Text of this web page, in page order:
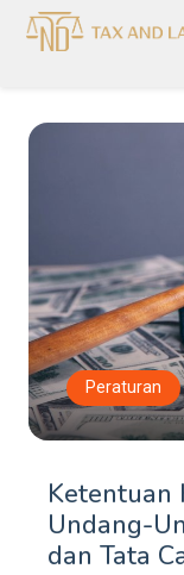
Peraturan
Ketentuan
Undang-
dan Tata